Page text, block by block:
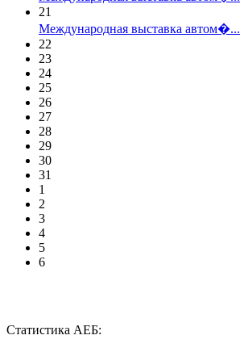
21
Международная выставка автом�...
22
23
24
25
26
27
28
29
30
31
1
2
3
4
5
6
Статистика АЕБ: